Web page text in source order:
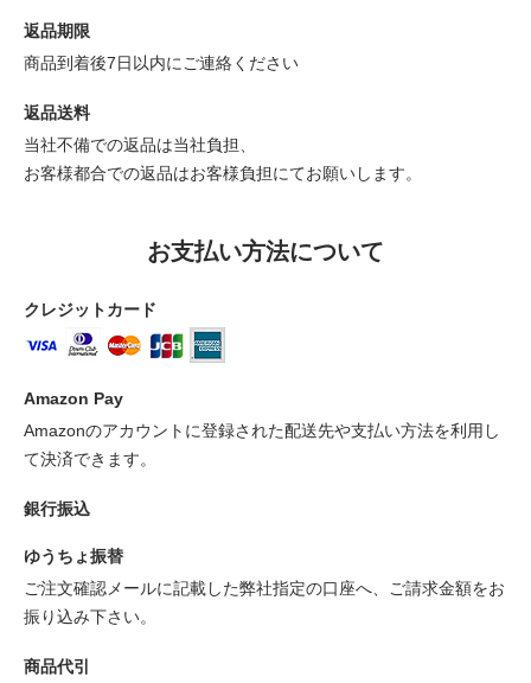
返品期限
商品到着後7日以内にご連絡ください
返品送料
当社不備での返品は当社負担、
お客様都合での返品はお客様負担にてお願いします。
お支払い方法について
クレジットカード
Amazon Pay
Amazonのアカウントに登録された配送先や支払い方法を利用し
て決済できます。
銀行振込
ゆうちょ振替
ご注文確認メールに記載した弊社指定の口座へ、ご請求金額をお
振り込み下さい。
商品代引